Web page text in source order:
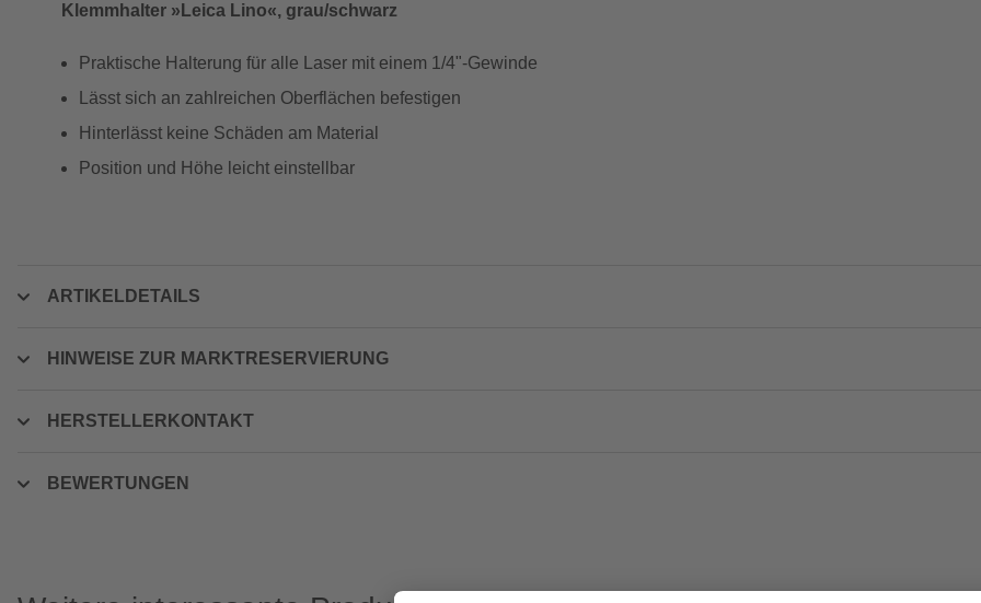
Klemmhalter »Leica Lino«, grau/schwarz
Praktische Halterung für alle Laser mit einem 1/4"-Gewinde
Lässt sich an zahlreichen Oberflächen befestigen
Hinterlässt keine Schäden am Material
Position und Höhe leicht einstellbar
ARTIKELDETAILS
HINWEISE ZUR MARKTRESERVIERUNG
HERSTELLERKONTAKT
BEWERTUNGEN